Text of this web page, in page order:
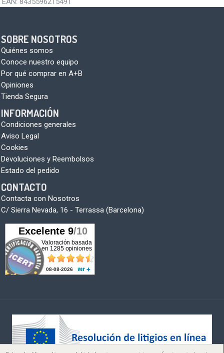
SOBRE NOSOTROS
Quiénes somos
Conoce nuestro equipo
Por qué comprar en A+B
Opiniones
Tienda Segura
INFORMACIÓN
Condiciones generales
Aviso Legal
Cookies
Devoluciones y Reembolsos
Estado del pedido
CONTACTO
Contacta con Nosotros
C/ Sierra Nevada, 16 - Terrassa (Barcelona)